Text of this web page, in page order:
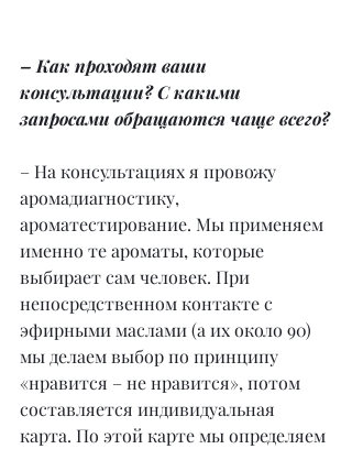
– Как проходят ваши
консультации? С какими
запросами обращаются чаще всего?
– На консультациях я провожу
аромадиагностику,
ароматестирование. Мы применяем
именно те ароматы, которые
выбирает сам человек. При
непосредственном контакте с
эфирными маслами (а их около 90)
мы делаем выбор по принципу
«нравится – не нравится», потом
составляется индивидуальная
карта. По этой карте мы определяем